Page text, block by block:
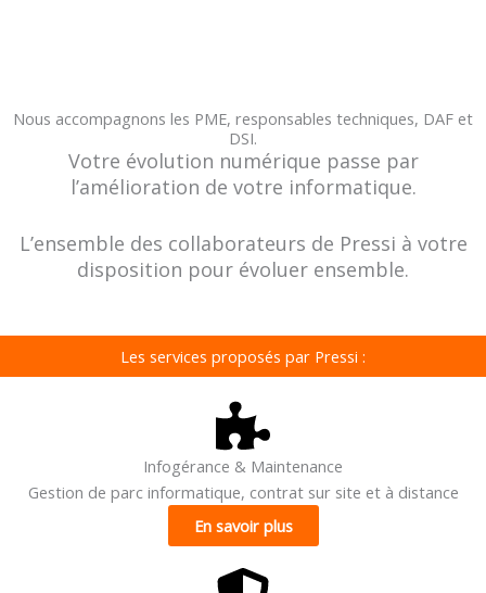
Nous accompagnons les PME, responsables techniques, DAF et
DSI.
Votre évolution numérique passe par
l’amélioration de votre informatique.
L’ensemble des collaborateurs de Pressi à votre
disposition pour évoluer ensemble.
Les services proposés par Pressi :
Infogérance & Maintenance
Gestion de parc informatique, contrat sur site et à distance
En savoir plus